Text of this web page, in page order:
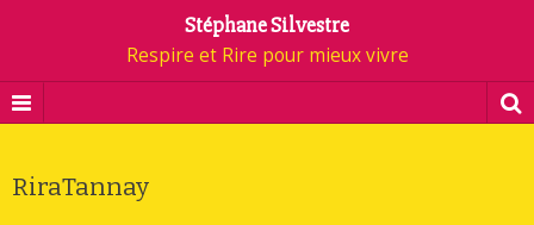
Stéphane Silvestre
Respire et Rire pour mieux vivre
RiraTannay